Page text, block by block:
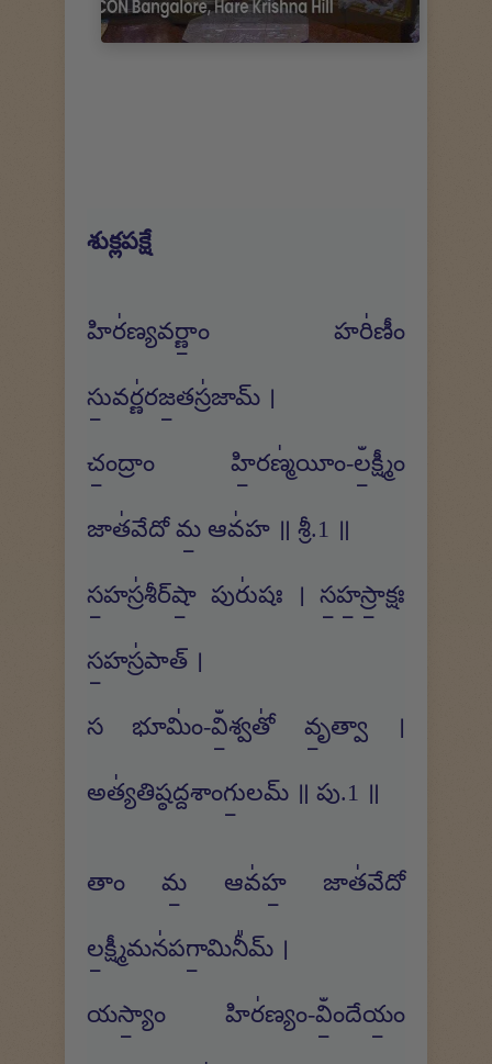
శుక్లపక్షే
హిర॑ణ్యవర్ణాం॒ హరి॑ణీం
సు॒వర్ణ॑రజ॒తస్ర॑జామ్ ।
చం॒ద్రాం హి॒రణ్మ॑యీం-లఀ॒క్ష్మీం
జాత॑వేదో మ॒ ఆవ॑హ ॥ శ్రీ.1 ॥
స॒హస్ర॑శీర్​షా॒ పురు॑షః । స॒హ॒స్రా॒క్షః
స॒హస్ర॑పాత్ ।
స భూమిం॑-విఀ॒శ్వతో॑ వృ॒త్వా ।
అత్య॑తిష్ఠద్దశాంగు॒లమ్ ॥ పు.1 ॥
తాం మ॒ ఆవ॑హ॒ జాత॑వేదో
ల॒క్ష్మీమన॑పగా॒మినీ᳚మ్ ।
యస్యాం॒ హిర॑ణ్యం-విఀం॒దేయం॒